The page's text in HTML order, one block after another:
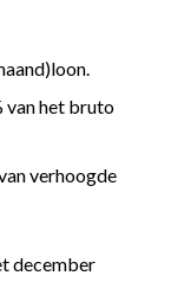
van het bruto
verhoogde
december